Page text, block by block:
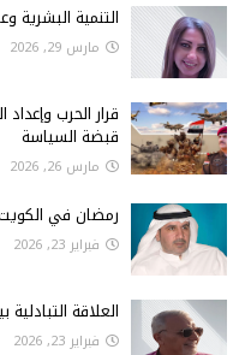
التنمية البشرية
مارس 29, 2026
قرار الحرب
قبضة السياسة
مارس 26, 2026
رمضان في
فبراير 23, 2026
العلاقة
فبراير 23, 2026